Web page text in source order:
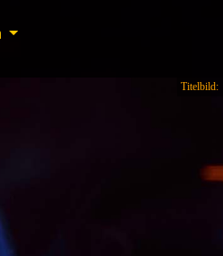
Titelbild: